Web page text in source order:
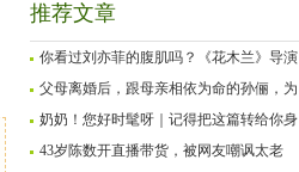
推荐文章
你看过刘亦菲的腹肌吗？《花木兰》导演
父母离婚后，跟母亲相依为命的孙俪，为
奶奶！您好时髦呀｜记得把这篇转给你身
43岁陈数开直播带货，被网友嘲讽太老